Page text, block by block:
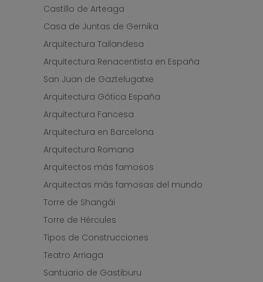
Castillo de Arteaga
Casa de Juntas de Gernika
Arquitectura Tailandesa
Arquitectura Renacentista en España
San Juan de Gaztelugatxe
Arquitectura Gótica España
Arquitectura Fancesa
Arquitectura en Barcelona
Arquitectura Romana
Arquitectos más famosos
Arquitectas más famosas del mundo
Torre de Shangái
Torre de Hércules
Tipos de Construcciones
Teatro Arriaga
Santuario de Gastiburu